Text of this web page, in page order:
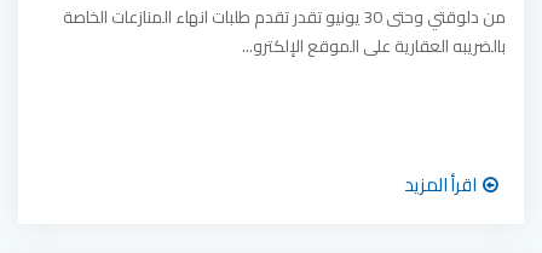
من دلوقتي وحتى 30 يونيو تقدر تقدم طلبات انهاء المنازعات الخاصة
بالضريبه العقارية على الموقع الإلكترو...
اقرأ المزيد